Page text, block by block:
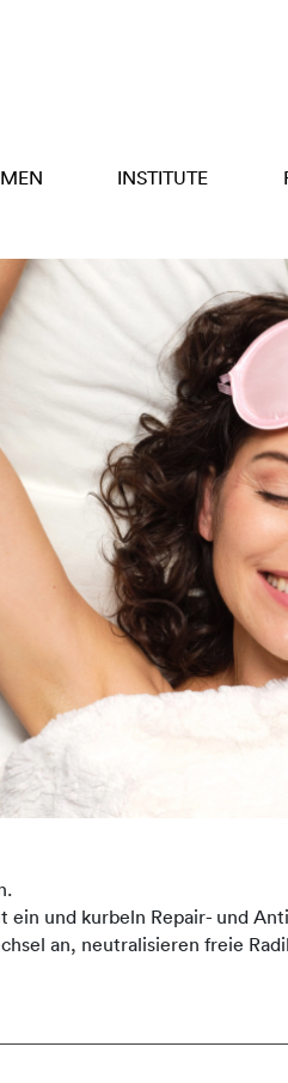
INSTITUTE
und kurbeln Repair- und
an, neutralisieren freie